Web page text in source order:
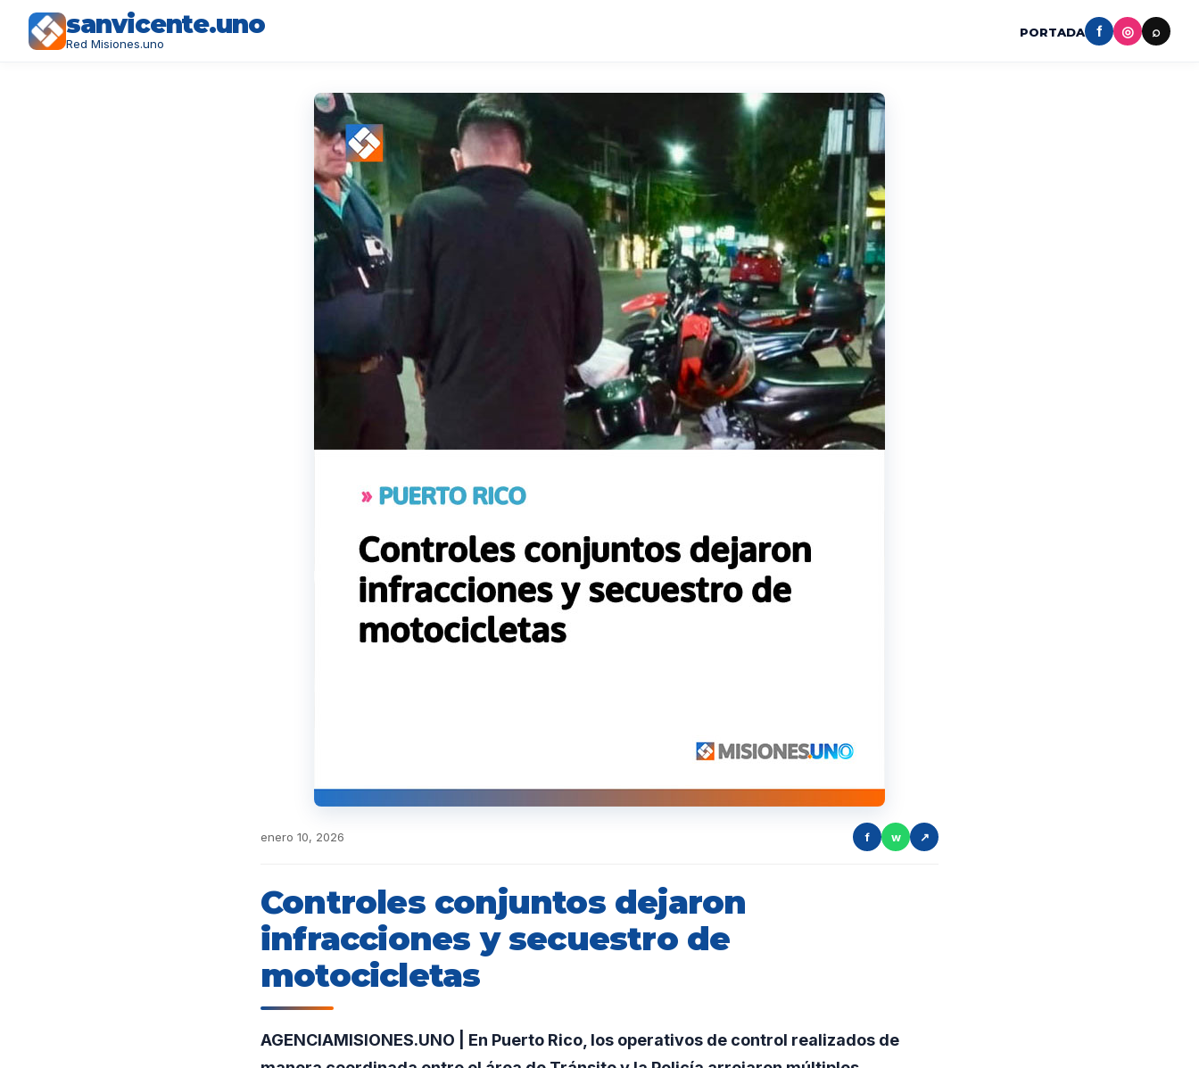
sanvicente.uno
Red Misiones.uno
PORTADA f ◎ ⌕
enero 10, 2026 f w ↗
Controles conjuntos dejaron
infracciones y secuestro de
motocicletas
AGENCIAMISIONES.UNO | En Puerto Rico, los operativos de control realizados de